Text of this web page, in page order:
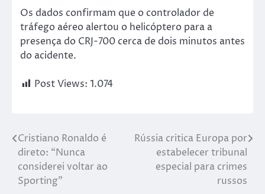
Os dados confirmam que o controlador de
tráfego aéreo alertou o helicóptero para a
presença do CRJ-700 cerca de dois minutos antes
do acidente.
Post Views: 1.074
Cristiano Ronaldo é
direto: “Nunca
considerei voltar ao
Sporting”
Rússia critica Europa por
estabelecer tribunal
especial para crimes
russos